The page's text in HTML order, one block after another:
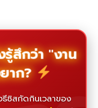
สึกว่า "งาน
าก?
ซิสกัดกินเวลาของ